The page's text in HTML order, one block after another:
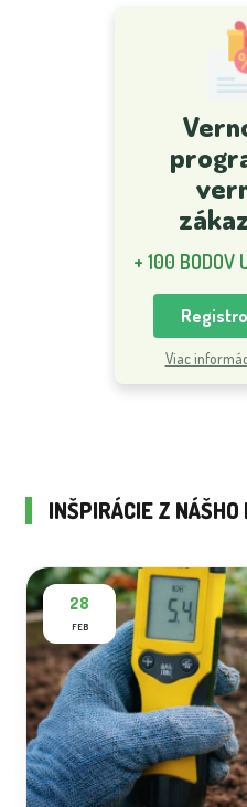
+ 100 BODOV
Viac
INŠPIRÁCIE Z NÁŠHO
28
FEB